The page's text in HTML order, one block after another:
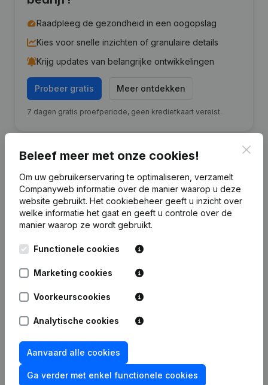
Raadpleeg de gezondheid in een oogopslag
Kies voor snelle inzichten of granulaire details
Krijg updates van belangrijke ontwikkelingen
Probeer gratis Meer ontdekken
7 dagen gratis proefperiode, geen kredietkaart vereist.
Financiële gegevens van Geeka
2018
Winst/Verlies
Eigen
vermogen
€-62.667 €-46.457
Brutomarge €-15.013
Beleef meer met onze cookies!
Om uw gebruikerservaring te optimaliseren, verzamelt
Companyweb informatie over de manier waarop u deze
website gebruikt. Het cookiebeheer geeft u inzicht over
welke informatie het gaat en geeft u controle over de
manier waarop ze wordt gebruikt.
Functionele cookies
Marketing cookies
Voorkeurscookies
Analytische cookies
Aanvaard alle cookies
Ga verder met enkel functionele cookies